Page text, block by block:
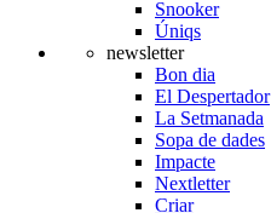
Snooker
Úniqs
newsletter
Bon dia
El Despertador
La Setmanada
Sopa de dades
Impacte
Nextletter
Criar